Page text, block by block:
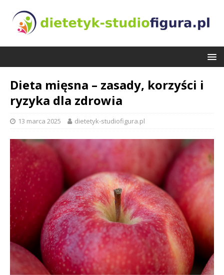
Dieta mięsna – zasady, korzyści i
ryzyka dla zdrowia
13 marca 2025 dietetyk-studiofigura.pl